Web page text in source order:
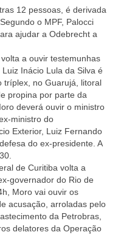
12 pessoas, é derivada
o MPF, Palocci
ajudar a Odebrecht a
a ouvir testemunhas
Inácio Lula da Silva é
tríplex, no Guarujá, litoral
propina por parte da
deverá ouvir o ministro
ministro do
Exterior, Luiz Fernando
do ex-presidente. A
de Curitiba volta a
governador do Rio de
Moro vai ouvir os
acusação, arroladas pelo
da Petrobras,
delatores da Operação